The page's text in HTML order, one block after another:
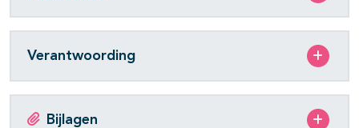
Verantwoording
Bijlagen